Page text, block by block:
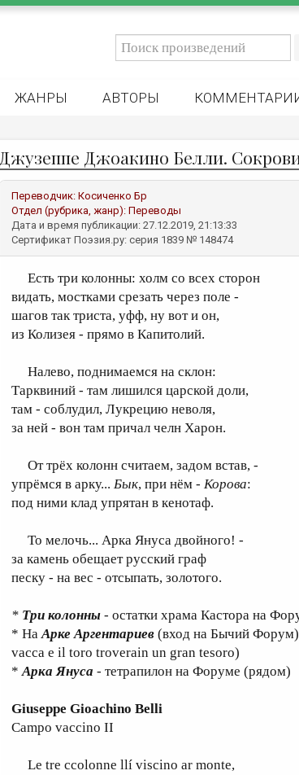
ЖАНРЫ АВТОРЫ
Джузеппе Джоакино Белли.
Переводчик: Косиченко Бр
Отдел (рубрика, жанр): Переводы
Дата и время публикации: 27.12.2019, 21:13:33
Сертификат Поэзия.ру: серия 1839 № 148474
Есть три колонны: холм со всех сторон
видать, мостками срезать через поле -
шагов так триста, уфф, ну вот и он,
из Колизея - прямо в Капитолий.
Налево, поднимаемся на склон:
Tарквиний - там лишился царской доли,
там - соблудил, Лукрецию неволя,
за ней - вон там причал челн Харон.
От трёх колонн считаем, задом встав, -
упрёмся в арку... Бык, при нём - Корова:
под ними клад упрятан в кенотаф.
То мелочь... Арка Януса двойного! -
за камень обещает русский граф
песку - на вес - отсыпать, золотого.
* Три колонны - остатки храма Кастора на
* НаАрке Аргентариев (вход на Бычий
vacca e il toro troverain un gran tesoro)
*Арка Януса - тетрапилон на Форуме (рядом)
Giuseppe Gioachino Belli
Campo vaccino II
Le tre ccolonne llí viscino ar monte,